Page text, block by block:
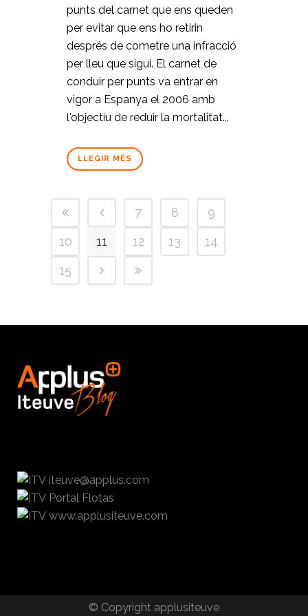
punts del carnet que ens queden
per evitar que ens ho retirin
després de cometre una infracció
per lleu que sigui. El carnet de
conduir per punts va entrar en
vigor a Espanya el 2006 amb
l'objectiu de reduir la mortalitat...
LLEGIR MÉS
7 8
9
10
11 12 13
14
15
iteuve@applus.com
Portal Flotas
www.applusiteuve.com
© Copyright applusiteuve